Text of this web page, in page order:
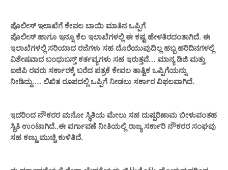
ಪೊಲೀಸ್ ಇಲಾಖೆಗೆ ಕೇವಲ ಬಾಯಿ ಮಾತಿನ ಒಪ್ಪಿಗೆ
ಪೊಲೀಸ್ ಹಾಗೂ ಇನ್ನೂ ಕೆಲ ಇಲಾಖೆಗಳಲ್ಲಿ ಈ ಕಷ್ಟ ಹೇಳತಿರದಂತಾಗಿದೆ. ಈ
ಇಲಾಖೆಗಳಲ್ಲಿ ಸರಿಯಾದ ರಜೆಗಳು ಸಹ ದೊರೆಯುವುದಿಲ್ಲ ಹಬ್ಬ ಹರಿದಿನಗಳಲ್ಲಿ
ವಿಶೇಷವಾದ ಬಂಧುಬಸ್ತ್ ಕರ್ತವ್ಯಗಳು ಸಹ ಇರುತ್ತವೆ… ಮಾನ್ಯ ಡಿಜಿ ಮತ್ತು
ಐಜಿಪಿ ರವರು ಸರ್ಕಾರಕ್ಕೆ ಬರೆದ ಪತ್ರಕೆ ಕೇವಲ ತಾತ್ವಿಕ ಒಪ್ಪಿಗೆಯನ್ನು
ನೀಡಿದ್ದು…. ಲಿಖಿತ ರೂಪದಲ್ಲಿ ಒಪ್ಪಿಗೆ ನೀಡಲು ಸರ್ಕಾರ ವಿಫಲವಾಗಿದೆ.
ಇದರಿಂದ ನೌಕರರ ಮನೋ ಸ್ಥಿತಿಯ ಮೇಲು ಸಹ ದುಷ್ಪರಿಣಾಮ ಬೀಳುವಂತಹ
ಸ್ಥಿತಿ ಉಂಟಾಗಿದೆ..ಈ ವರ್ಗಾವಣೆ ನೀತಿಯಲ್ಲಿ ರಾಜ್ಯ ಸರ್ಕಾರಿ ನೌಕರರ ಸಂಘವು
ಸಹ ಕಣ್ಣು ಮುಚ್ಚಿ ಕುಳಿತಿದೆ.